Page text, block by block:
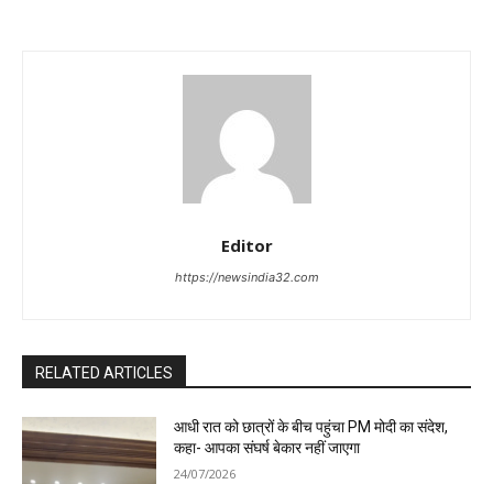
Editor
https://newsindia32.com
RELATED ARTICLES
आधी रात को छात्रों के बीच पहुंचा PM मोदी का संदेश,
कहा- आपका संघर्ष बेकार नहीं जाएगा
24/07/2026